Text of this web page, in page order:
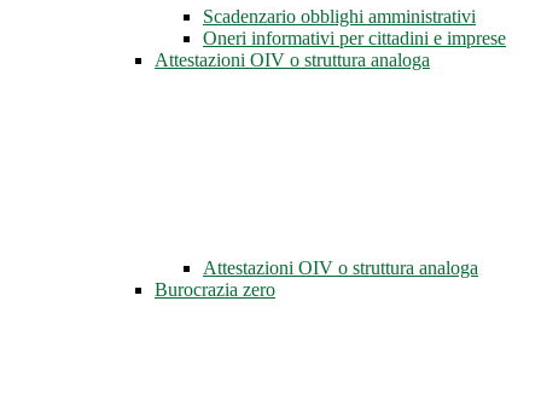
Scadenzario obblighi amministrativi
Oneri informativi per cittadini e imprese
Attestazioni OIV o struttura analoga
Attestazioni OIV o struttura analoga
Burocrazia zero